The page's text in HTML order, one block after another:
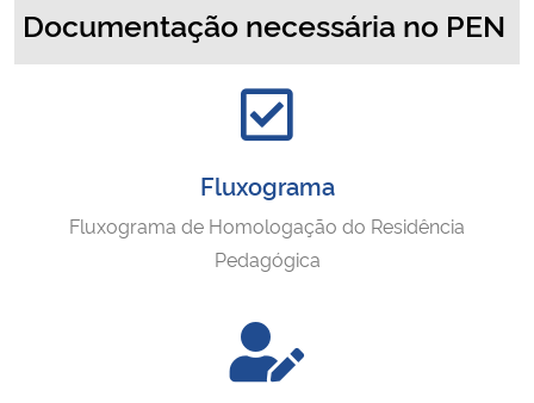
Documentação necessária no PEN
Fluxograma
Fluxograma de Homologação do Residência
Pedagógica